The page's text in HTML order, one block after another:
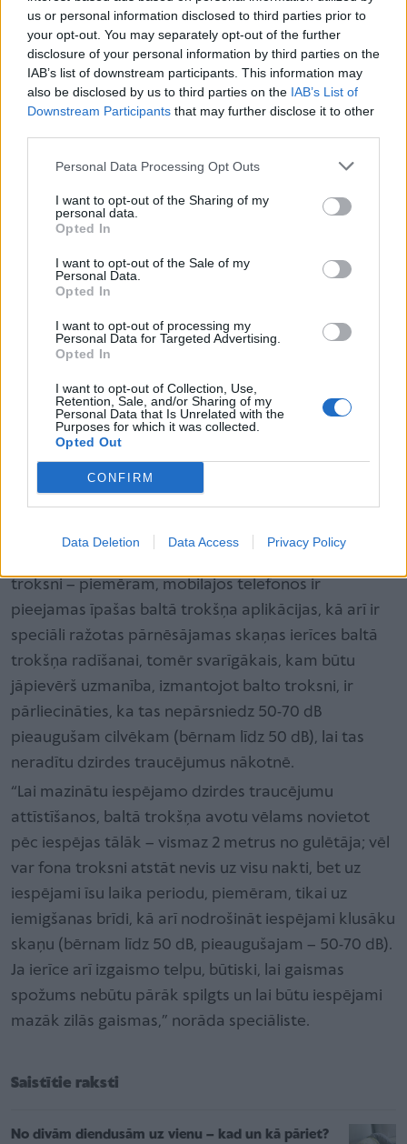
us or personal information disclosed to third parties prior to
your opt-out. You may separately opt-out of the further
disclosure of your personal information by third parties on the
IAB’s list of downstream participants. This information may
also be disclosed by us to third parties on the IAB’s List of
Downstream Participants that may further disclose it to other
Personal Data Processing Opt Outs
I want to opt-out of the Sharing of my
personal data.
Opted In
I want to opt-out of the Sale of my
Personal Data.
Opted In
I want to opt-out of processing my
Personal Data for Targeted Advertising.
Opted In
I want to opt-out of Collection, Use,
Retention, Sale, and/or Sharing of my
Personal Data that Is Unrelated with the
Purposes for which it was collected.
Opted Out
CONFIRM
Data Deletion Data Access Privacy Policy
Treškārt, fona troksnis var būt daļa no
gulētiešanas rituāla kopā ar citām miegu
veicinošām nodarbēm, rosinot nosacījuma
refleksa izveidošanos – dzirdot balto troksni,
parādās vēlme gulēt un ir vieglāk iemigt.
Kādos gadījumos baltais troksnis var
kaitēt?
Vaicāta, vai ir cilvēki, kuriem šādi aparāti var līdzēt,
min, ka, ja baltais troksnis ir pārāk skaļš, atrodas
pārāk tuvu gulētājam, vai arī tiek lietots pārāk
ilgstoši, sevišķi maziem bērniem, tas ilgtermiņā var
radīt risku dzirdes traucējumu attīstībai.
apgaismojumu, tas var pasliktināt miega kvalitāti.
Atsevišķās situācijās baltais troksnis var negatīvi
ietekmēt miegu
uzmanības deficīta un
tomēr katra situācija ir jāvērtē individuāli,” sacīja
troksni – piemēram, mobilajos telefonos ir
pieejamas īpašas baltā trokšņa aplikācijas, kā arī ir
speciāli ražotas pārnēsājamas skaņas ierīces baltā
trokšņa radīšanai, tomēr svarīgākais, kam būtu
jāpievērš uzmanība, izmantojot balto troksni, ir
pārliecināties, ka tas nepārsniedz 50-70 dB
pieaugušam cilvēkam (bērnam līdz 50 dB), lai tas
neradītu dzirdes traucējumus nākotnē.
“Lai mazinātu iespējamo dzirdes traucējumu
attīstīšanos, baltā trokšņa avotu vēlams novietot
pēc iespējas tālāk – vismaz 2 metrus no gulētāja; vēl
var fona troksni atstāt nevis uz visu nakti, bet uz
iespējami īsu laika periodu, piemēram, tikai uz
iemigšanas brīdi, kā arī nodrošināt iespējami klusāku
skaņu (bērnam līdz 50 dB, pieaugušajam – 50-70 dB).
Ja ierīce arī izgaismo telpu, būtiski, lai gaismas
spožums nebūtu pārāk spilgts un lai būtu iespējami
mazāk zilās gaismas,” norāda speciāliste.
Saistītie raksti
No divām diendusām uz vienu – kad un kā pāriet?